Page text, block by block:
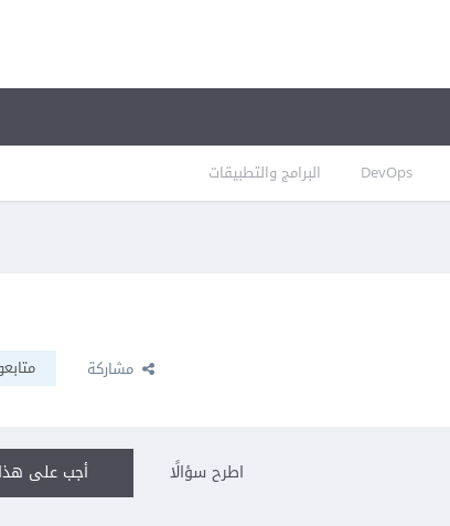
DevOps البرامج والتطبيقات
مشاركة
أجب على اطرح سؤالًا